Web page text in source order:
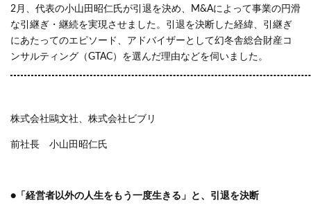
2月、代表の小山田昭仁氏が引退を決め、M&Aによって事業の円滑
な引継ぎ・継続を実現させました。引退を決断した経緯、引継ぎ
にあたってのエピソード、アドバイザーとして幻冬舎総合財産コ
ンサルティング（GTAC）を選んだ理由などを伺いました。
株式会社鷗文社、株式会社ビブリ
前社長 小山田昭仁氏
●「経営者以外の人生をもう一度生きる」と、引退を決断